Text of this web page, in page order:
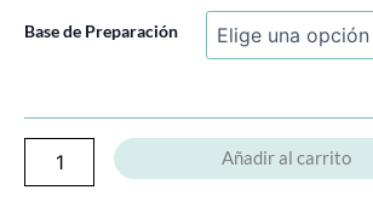
Base de Preparación
Paquete
cantidad
Añadir al carrito